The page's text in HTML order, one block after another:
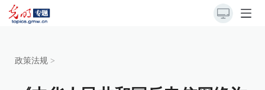
政策法规 >